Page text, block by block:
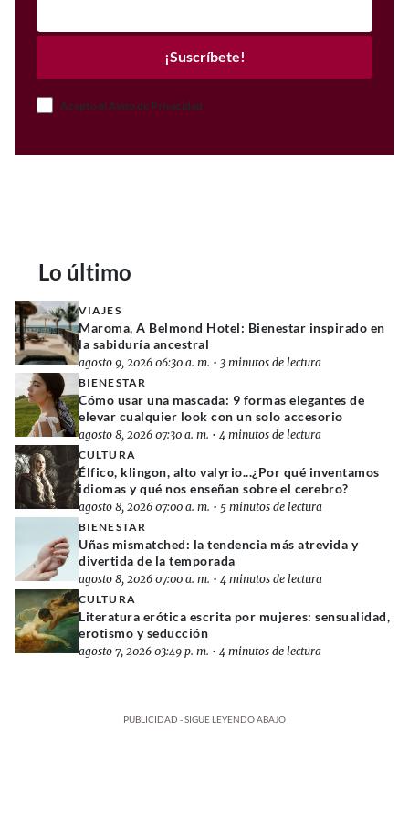
¡Suscríbete!
Acepto el Aviso de Privacidad
Lo último
VIAJES
Maroma, A Belmond Hotel: Bienestar inspirado en
la sabiduría ancestral
agosto 9, 2026 06:30 a. m. • 3 minutos de lectura
BIENESTAR
Cómo usar una mascada: 9 formas elegantes de
elevar cualquier look con un solo accesorio
agosto 8, 2026 07:30 a. m. • 4 minutos de lectura
CULTURA
Élfico, klingon, alto valyrio...¿Por qué inventamos
idiomas y qué nos enseñan sobre el cerebro?
agosto 8, 2026 07:00 a. m. • 5 minutos de lectura
BIENESTAR
Uñas mismatched: la tendencia más atrevida y
divertida de la temporada
agosto 8, 2026 07:00 a. m. • 4 minutos de lectura
CULTURA
Literatura erótica escrita por mujeres: sensualidad,
erotismo y seducción
agosto 7, 2026 03:49 p. m. • 4 minutos de lectura
PUBLICIDAD - SIGUE LEYENDO ABAJO